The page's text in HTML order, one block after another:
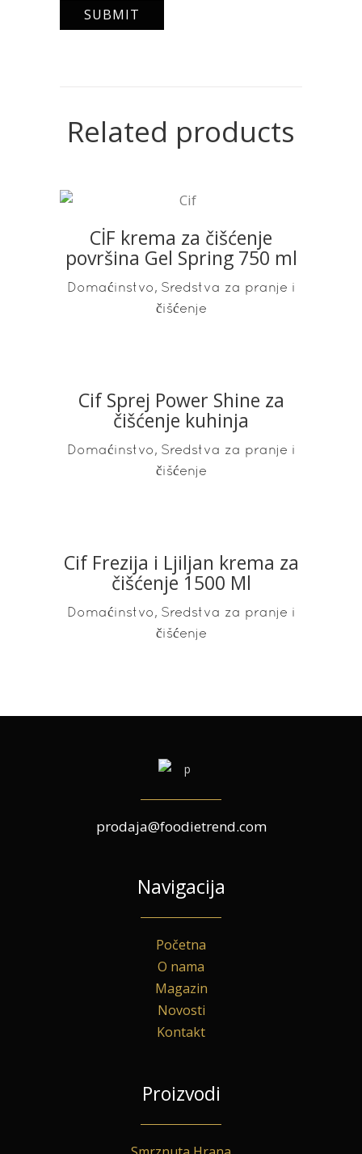
Related products
READ MORE
CİF krema za čišćenje
površina Gel Spring 750 ml
Domaćinstvo, Sredstva za pranje i
čišćenje
READ MORE
Cif Sprej Power Shine za
čišćenje kuhinja
Domaćinstvo, Sredstva za pranje i
čišćenje
READ MORE
Cif Frezija i Ljiljan krema za
čišćenje 1500 Ml
Domaćinstvo, Sredstva za pranje i
čišćenje
prodaja@foodietrend.com
Navigacija
Početna
O nama
Magazin
Novosti
Kontakt
Proizvodi